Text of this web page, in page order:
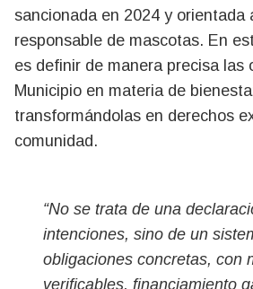
sancionada en 2024 y orientada
responsable de mascotas. En
es definir de manera precisa las
Municipio en materia de
transformándolas en derechos
comunidad.
“No se trata de una
intenciones, sino de un
obligaciones concretas, con
verificables, financiamiento